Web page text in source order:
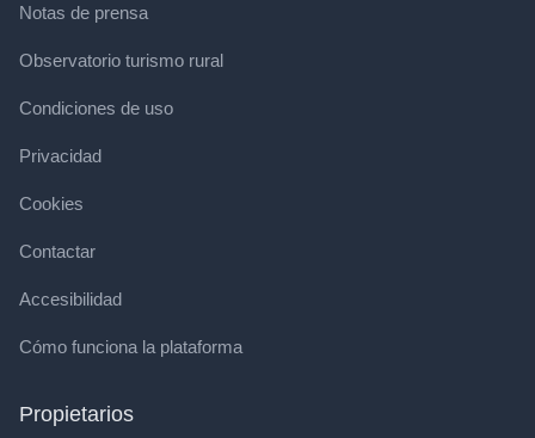
Notas de prensa
Observatorio turismo rural
Condiciones de uso
Privacidad
Cookies
Contactar
Accesibilidad
Cómo funciona la plataforma
Propietarios